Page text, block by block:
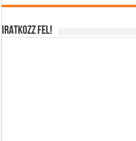
IRATKOZZ FEL!